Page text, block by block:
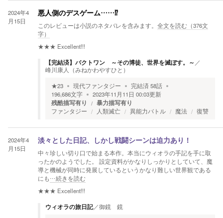
2024年4
月15日
悪人側のデスゲーム……⁉
このレビューは小説のネタバレを含みます。 全文を読む（376文
字）
★★★ Excellent!!!
【完結済】バクトワン ～その博徒、世界を滅ぼす。～ ／
峰川康人（みねかわやすひと）
★23 現代ファンタジー 完結済58話
196,686文字 2023年11月11日 00:03更新
残酷描写有り 暴力描写有り
ファンタジー 人類滅亡 異能力バトル 魔法 復讐
2024年4
月15日
淡々とした日記、しかし戦闘シーンは迫力あり！
中々珍しい切り口で始まる本作。本当にウィオラの手記を手に取
ったかのようでした。 設定資料がかなりしっかりとしていて、魔
導と機械が同時に発展しているというかなり難しい世界観である
にも…続きを読む
★★★ Excellent!!!
ウィオラの旅日記／御鏡 鏡